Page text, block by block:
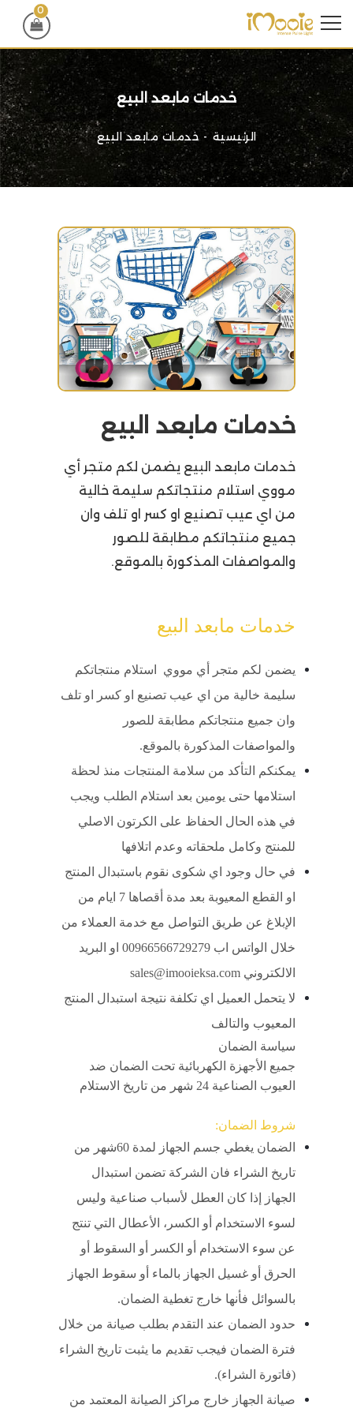
0
خدمات مابعد البيع
الرئيسية خدمات مابعد البيع
خدمات مابعد البيع
خدمات مابعد البيع يضمن لكم متجر أي
مووي استلام منتجاتكم سليمة خالية
من اي عيب تصنيع او كسر او تلف وان
جميع منتجاتكم مطابقة للصور
والمواصفات المذكورة بالموقع.
خدمات مابعد البيع
يضمن لكم متجر أي مووي استلام منتجاتكم
سليمة خالية من اي عيب تصنيع او كسر او تلف
وان جميع منتجاتكم مطابقة للصور
والمواصفات المذكورة بالموقع.
يمكنكم التأكد من سلامة المنتجات منذ لحظة
استلامها حتى يومين بعد استلام الطلب ويجب
في هذه الحال الحفاظ على الكرتون الاصلي
للمنتج وكامل ملحقاته وعدم اتلافها
في حال وجود اي شكوى نقوم باستبدال المنتج
او القطع المعيوبة بعد مدة أقصاها 7 ايام من
الإبلاغ عن طريق التواصل مع خدمة العملاء من
خلال الواتس اب 00966566729279 او البريد
الالكتروني sales@imooieksa.com
لا يتحمل العميل اي تكلفة نتيجة استبدال المنتج
المعيوب والتالف
سياسة الضمان
جميع الأجهزة الكهربائية تحت الضمان ضد
العيوب الصناعية 24 شهر من تاريخ الاستلام
شروط الضمان:
الضمان يغطي جسم الجهاز لمدة 60شهر من
تاريخ الشراء فان الشركة تضمن استبدال
الجهاز إذا كان العطل لأسباب صناعية وليس
لسوء الاستخدام أو الكسر، الأعطال التي تنتج
عن سوء الاستخدام أو الكسر أو السقوط أو
الحرق أو غسيل الجهاز بالماء أو سقوط الجهاز
بالسوائل فأنها خارج تغطية الضمان.
حدود الضمان عند التقدم بطلب صيانة من خلال
فترة الضمان فيجب تقديم ما يثبت تاريخ الشراء
(فاتورة الشراء).
صيانة الجهاز خارج مراكز الصيانة المعتمد من